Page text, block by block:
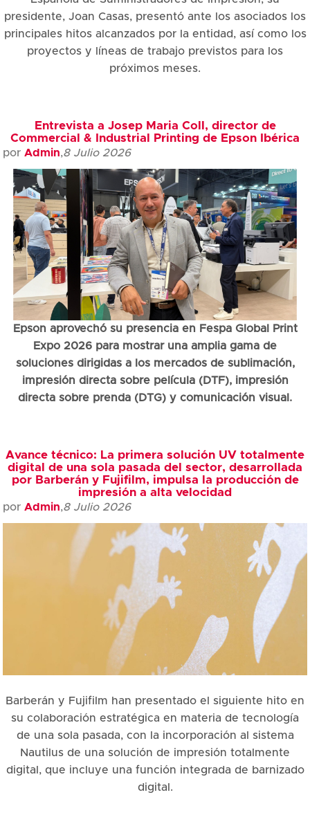
presidente, Joan Casas, presentó ante los asociados los
principales hitos alcanzados por la entidad, así como los
proyectos y líneas de trabajo previstos para los
próximos meses.
Entrevista a Josep Maria Coll, director de
Commercial & Industrial Printing de Epson Ibérica
porAdmin,8 Julio 2026
Epson aprovechó su presencia en Fespa Global Print
Expo 2026 para mostrar una amplia gama de
soluciones dirigidas a los mercados de sublimación,
impresión directa sobre película (DTF), impresión
directa sobre prenda (DTG) y comunicación visual.
Avance técnico: La primera solución UV totalmente
digital de una sola pasada del sector, desarrollada
por Barberán y Fujifilm, impulsa la producción de
impresión a alta velocidad
porAdmin,8 Julio 2026
Barberán y Fujifilm han presentado el siguiente hito en
su colaboración estratégica en materia de tecnología
de una sola pasada, con la incorporación al sistema
Nautilus de una solución de impresión totalmente
digital, que incluye una función integrada de barnizado
digital.